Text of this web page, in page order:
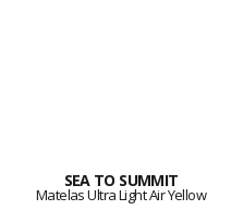
SEA TO SUMMIT
Matelas Ultra Light Air Yellow